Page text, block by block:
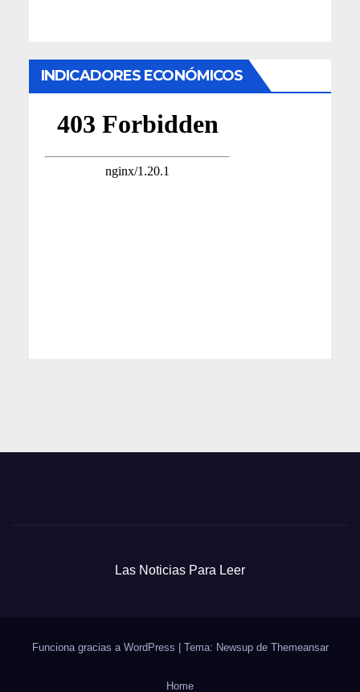
INDICADORES ECONÓMICOS
Las Noticias Para Leer
Funciona gracias a WordPress Tema: Newsup de Themeansar
Home